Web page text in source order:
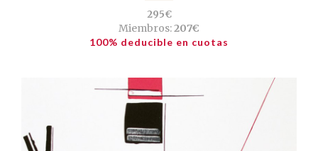
295€
Miembros:207€
100% deducible en cuotas